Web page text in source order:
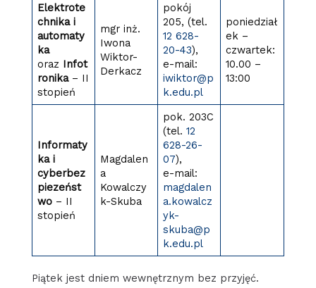
Elektrote
chnika i
automaty
ka
oraz Infot
ronika– II
stopień
mgr inż.
Iwona
Wiktor-
Derkacz
pokój
205, (tel.
12 628-
20-43),
e-mail:
iwiktor@p
k.edu.pl
poniedział
ek –
czwartek:
10.00 –
13:00
Informaty
ka i
cyberbez
piezeńst
wo – II
stopień
Magdalen
a
Kowalczy
k-Skuba
pok. 203C
(tel.12
628-26-
07),
e-mail:
magdalen
a.kowalcz
yk-
skuba@p
k.edu.pl
Piątek jest dniem wewnętrznym bez przyjęć.